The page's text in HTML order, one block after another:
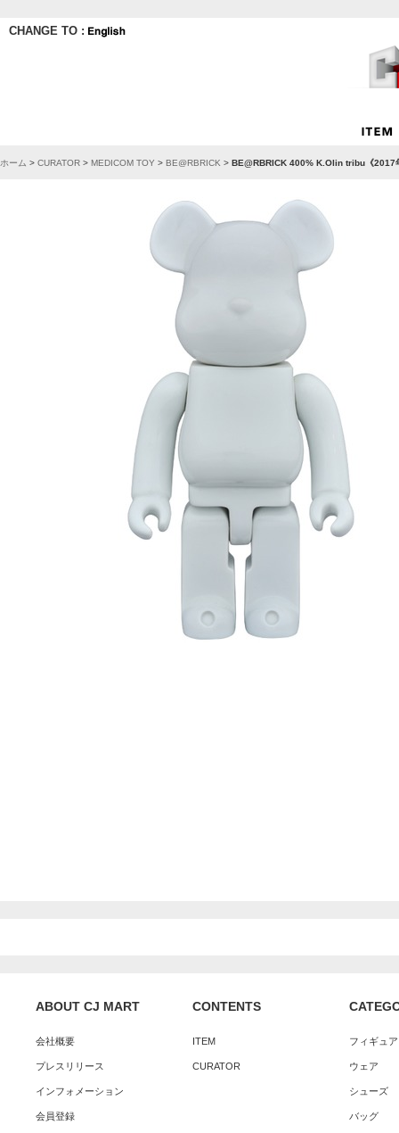
CHANGE TO :
ホーム > CURATOR > MEDICOM TOY > BE@RBRICK > BE@RBRICK 400% K.Olin tribu《2017
ABOUT CJ MART
会社概要
プレスリリース
インフォメーション
会員登録
CONTENTS
ITEM
CURATOR
フィギュ
ウェア
シューズ
バッグ